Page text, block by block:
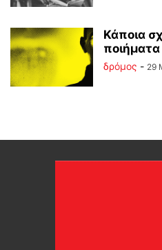
Κάποια
δρόμος - 29